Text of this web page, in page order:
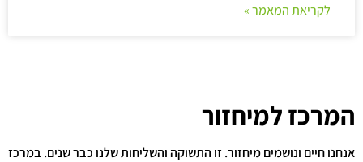
לקריאת המאמר »
המרכז למיחזור
אנחנו חיים ונושמים מיחזור. זו התשוקה והשליחות שלנו כבר שנים. במרכז